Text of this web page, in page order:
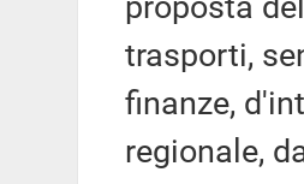
trasporti,
finanze,
regionale,